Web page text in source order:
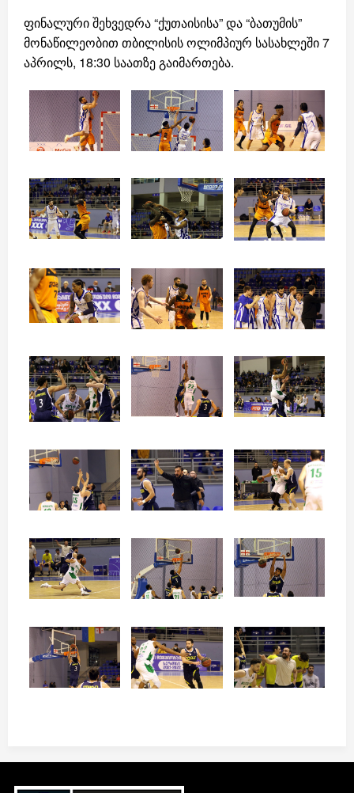
ფინალური შეხვედრა “ქუთაისისა” და “ბათუმის”
მონაწილეობით თბილისის ოლიმპიურ სასახლეში 7
აპრილს, 18:30 საათზე გაიმართება.